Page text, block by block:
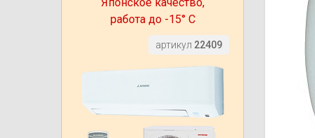
работа до -15° С
артикул 22409
Очистители и
Измельчители